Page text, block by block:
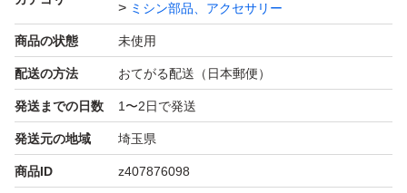
サイズ：CD1/16インチ (2mmステッチ段押え)
数量：１点
材質：スチール
●家庭用ミシンには、取り付けることが出来ませんのでご
ミシン部品、アクセサリー
商品の状態 未使用
配送の方法 おてがる配送（日本郵便）
発送までの日数 1〜2日で発送
発送元の地域 埼玉県
商品ID z407876098